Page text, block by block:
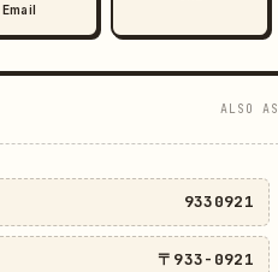
Email
ALSO AS
9330921
〒933-0921